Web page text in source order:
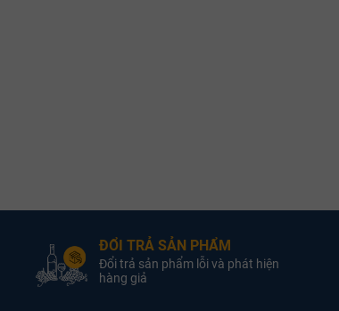
ĐỔI TRẢ SẢN PHẨM
Đổi trả sản phẩm lỗi và phát hiện
hàng giả